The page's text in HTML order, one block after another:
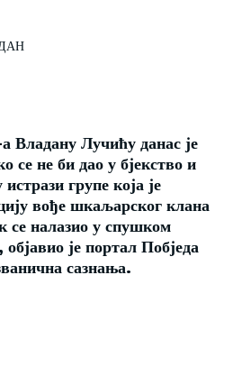
Лучићу данас је
се не би дао у бјекство и
групе која је
вође шкаљарског клана
се налазио у спушком
је портал Побједа
сазнања.